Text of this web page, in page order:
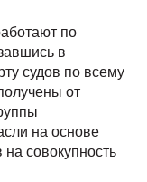
по
в
судов по всему
от
на основе
совокупность